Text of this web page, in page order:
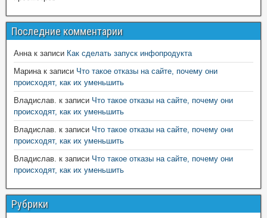
Последние комментарии
Аннак записи Как сделать запуск инфопродукта
Маринак записи Что такое отказы на сайте, почему они
происходят, как их уменьшить
Владислав. к записи Что такое отказы на сайте, почему они
происходят, как их уменьшить
Владислав. к записи Что такое отказы на сайте, почему они
происходят, как их уменьшить
Владислав. к записи Что такое отказы на сайте, почему они
происходят, как их уменьшить
Рубрики